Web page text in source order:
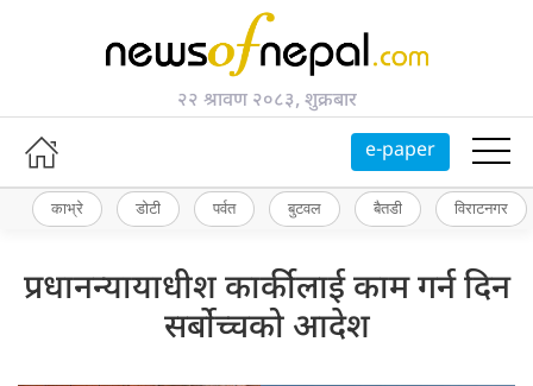
२२ श्रावण २०८३, शुक्रबार
e-paper
काभ्रे डोटी पर्वत बुटवल बैतडी विराटनगर
प्रधानन्यायाधीश कार्कीलाई काम गर्न दिन
सर्बोच्चको आदेश